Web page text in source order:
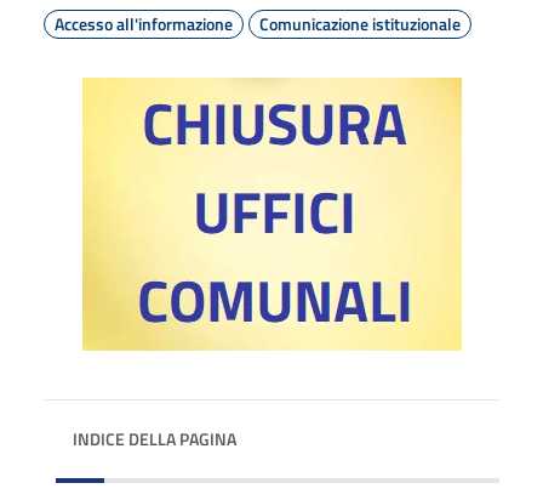
Accesso all'informazione
Comunicazione istituzionale
INDICE DELLA PAGINA